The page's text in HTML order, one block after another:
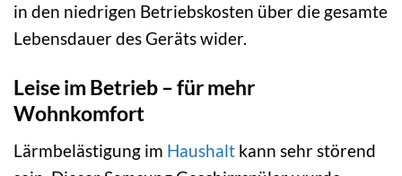
in den niedrigen Betriebskosten über die gesamte
Lebensdauer des Geräts wider.
Leise im Betrieb – für mehr
Wohnkomfort
Lärmbelästigung im Haushalt kann sehr störend